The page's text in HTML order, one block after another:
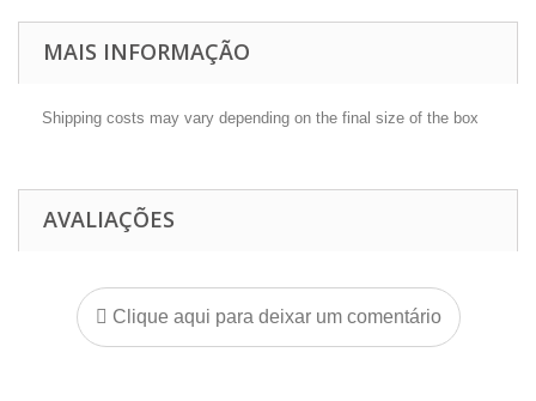
MAIS INFORMAÇÃO
Shipping costs may vary depending on the final size of the box
AVALIAÇÕES
Clique aqui para deixar um comentário